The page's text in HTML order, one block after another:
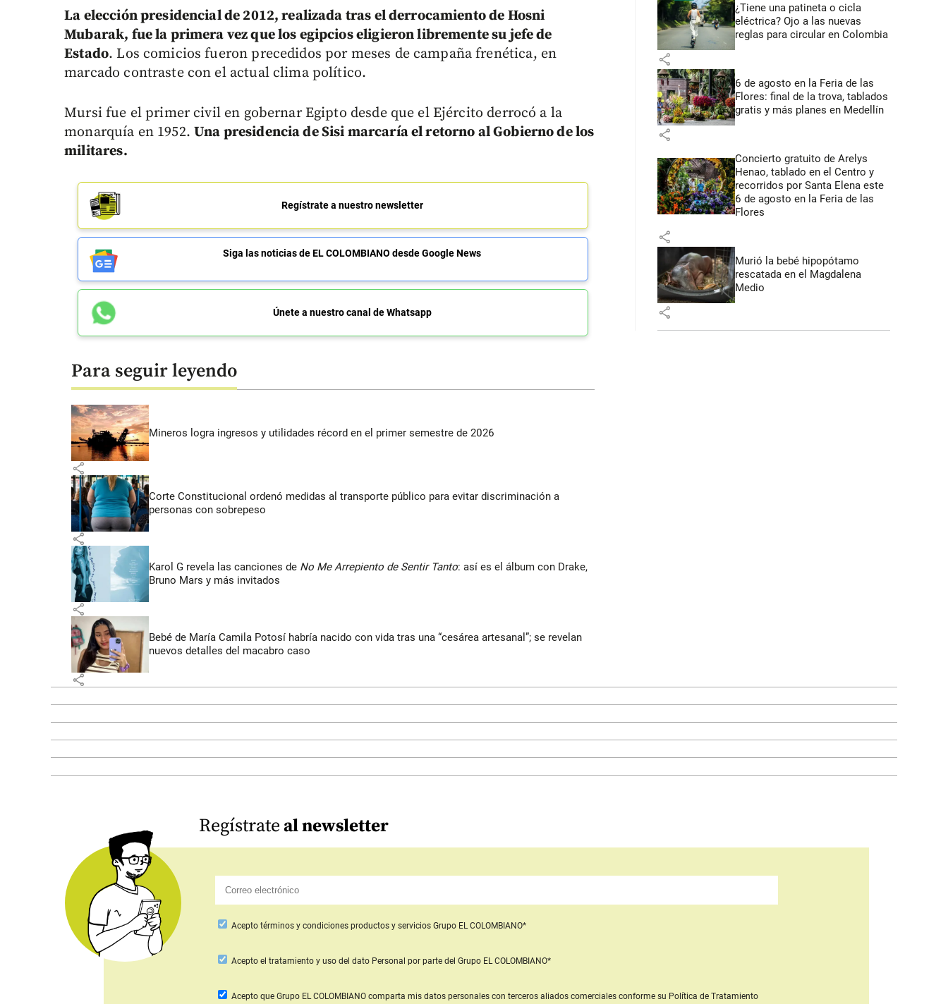
La elección presidencial de 2012, realizada tras el derrocamiento de Hosni
Mubarak, fue la primera vez que los egipcios eligieron libremente su jefe de
Estado. Los comicios fueron precedidos por meses de campaña frenética, en
marcado contraste con el actual clima político.
Mursi fue el primer civil en gobernar Egipto desde que el Ejército derrocó a la
monarquía en 1952.Una presidencia de Sisi marcaría el retorno al Gobierno de los
militares.
Regístrate a nuestro newsletter
Siga las noticias de EL COLOMBIANO desde Google News
Únete a nuestro canal de Whatsapp
Para seguir leyendo
Mineros logra ingresos y utilidades récord en el primer semestre de 2026
share
Corte Constitucional ordenó medidas al transporte público para evitar discriminación a
personas con sobrepeso
share
Karol G revela las canciones de No Me Arrepiento de Sentir Tanto: así es el álbum con Drake,
Bruno Mars y más invitados
share
Bebé de María Camila Potosí habría nacido con vida tras una “cesárea artesanal”; se revelan
nuevos detalles del macabro caso
share
¿Tiene una patineta o cicla
eléctrica? Ojo a las nuevas
reglas para circular en Colombia
share
6 de agosto en la Feria de las
Flores: final de la trova, tablados
gratis y más planes en Medellín
share
Concierto gratuito de Arelys
Henao, tablado en el Centro y
recorridos por Santa Elena este
6 de agosto en la Feria de las
Flores
share
Murió la bebé hipopótamo
rescatada en el Magdalena
Medio
share
Regístrateal newsletter
Acepto términos y condiciones productos y servicios Grupo EL COLOMBIANO*
Aceptoel tratamiento y uso del dato Personal por parte del Grupo EL COLOMBIANO*
Acepto que Grupo EL COLOMBIANO comparta mis datos personales con terceros aliados comercialesconforme su Política de Tratamiento